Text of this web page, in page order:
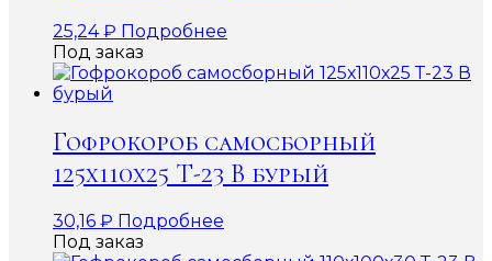
25,24₽ Подробнее
Под заказ
Гофрокороб самосборный
125х110х25 Т-23 В бурый
30,16 ₽ Подробнее
Под заказ